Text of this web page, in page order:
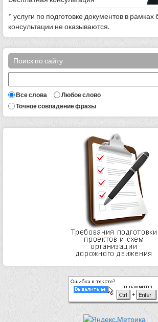
* услуги по подготовке документов в рамках
консультации не оказываются.
Поиск по сайту
Все слова
Любое слово
Точное совпадение фразы